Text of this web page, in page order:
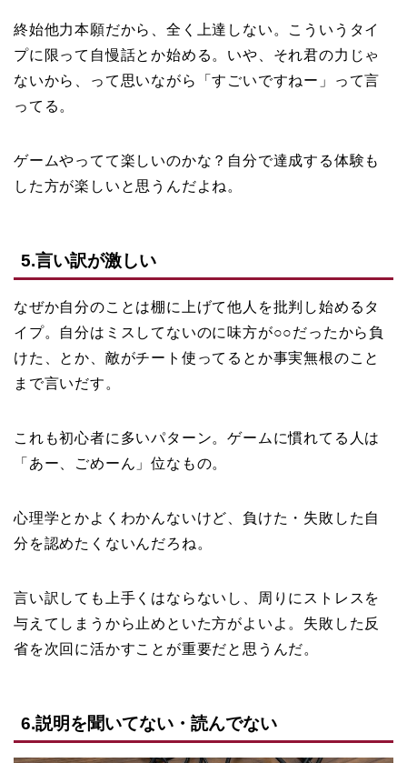
終始他力本願だから、全く上達しない。こういうタイ
プに限って自慢話とか始める。いや、それ君の力じゃ
ないから、って思いながら「すごいですねー」って言
ってる。
ゲームやってて楽しいのかな？自分で達成する体験も
した方が楽しいと思うんだよね。
5.言い訳が激しい
なぜか自分のことは棚に上げて他人を批判し始めるタ
イプ。自分はミスしてないのに味方が○○だったから負
けた、とか、敵がチート使ってるとか事実無根のこと
まで言いだす。
これも初心者に多いパターン。ゲームに慣れてる人は
「あー、ごめーん」位なもの。
心理学とかよくわかんないけど、負けた・失敗した自
分を認めたくないんだろね。
言い訳しても上手くはならないし、周りにストレスを
与えてしまうから止めといた方がよいよ。失敗した反
省を次回に活かすことが重要だと思うんだ。
6.説明を聞いてない・読んでない